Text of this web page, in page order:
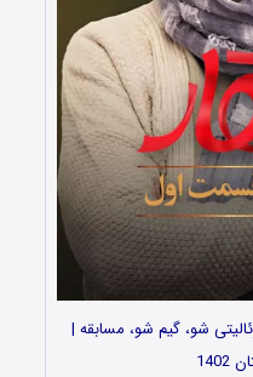
شو، گیم شو، مسابقه |